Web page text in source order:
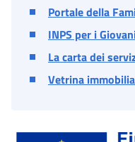
Portale della
INPS per i
La carta dei
Vetrina